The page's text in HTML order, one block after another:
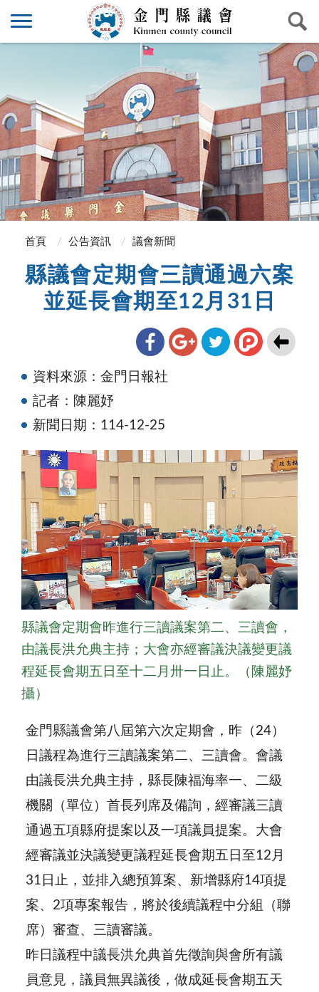
首頁 公告資訊 議會新聞
縣議會定期會三讀通過六案
並延長會期至12月31日
資料來源：金門日報社
記者：陳麗妤
新聞日期：114-12-25
縣議會定期會昨進行三讀議案第二、三讀會，
由議長洪允典主持；大會亦經審議決議變更議
程延長會期五日至十二月卅一日止。（陳麗妤
攝）
金門縣議會第八屆第六次定期會，昨（24）
日議程為進行三讀議案第二、三讀會。會議
由議長洪允典主持，縣長陳福海率一、二級
機關（單位）首長列席及備詢，經審議三讀
通過五項縣府提案以及一項議員提案。大會
經審議並決議變更議程延長會期五日至12月
31日止，並排入總預算案、新增縣府14項提
案、2項專案報告，將於後續議程中分組（聯
席）審查、三讀審議。
昨日議程中議長洪允典首先徵詢與會所有議
員意見，議員無異議後，做成延長會期五天